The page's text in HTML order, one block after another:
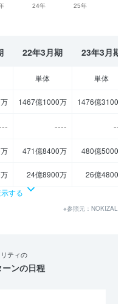
24年 25年
22年3月期 23年3月期
単体 単体
1467億1000万 1476億3100万
----
----
471億8400万 480億5000万
24億8900万 26億4800万
する
※参照元：NOKIZAL
ティの
ンの日程